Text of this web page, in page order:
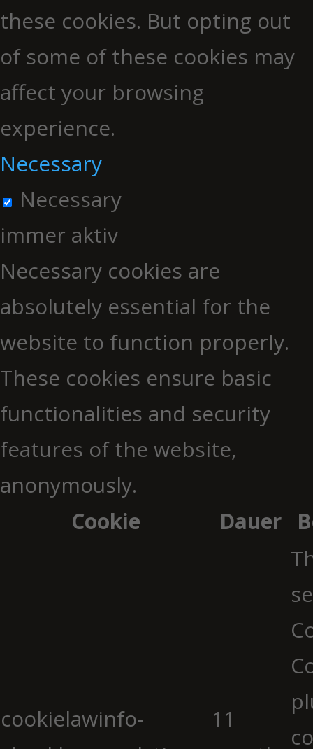
these cookies. But opting out
of some of these cookies may
affect your browsing
experience.
Necessary
Necessary
immer aktiv
Necessary cookies are
absolutely essential for the
website to function properly.
These cookies ensure basic
functionalities and security
features of the website,
anonymously.
Cookie
Dauer
cookielawinfo-
11